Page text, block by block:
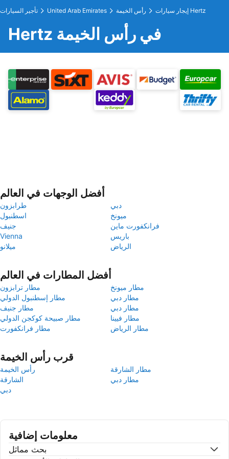
تأجير السيارات United Arab Emirates رأس الخيمة إيجار سيارات Hertz
Hertz في رأس الخيمة
أفضل الوجهات في العالم
طرابزون
دبي
اسطنبول
ميونخ
جنيف
فرانكفورت ماين
Vienna
باريس
ميلانو
الرياض
أفضل المطارات في العالم
مطار ترابزون
مطار ميونخ
مطار إسطنبول الدولي
مطار دبي
مطار جنيف
مطار دبي
مطار صبيحة كوكجن الدولي
مطار فيينا
مطار فرانكفورت
مطار الرياض
قرب رأس الخيمة
رأس الخيمة
مطار الشارقة
الشارقة
مطار دبي
دبي
معلومات إضافية
بحث مماثل